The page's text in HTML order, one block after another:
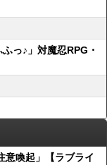
っ♪」対魔忍RPG・
意喚起」【ラブライ